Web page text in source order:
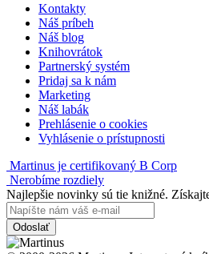
Kontakty
Náš príbeh
Náš blog
Knihovrátok
Partnerský systém
Pridaj sa k nám
Marketing
Náš labák
Prehlásenie o cookies
Vyhlásenie o prístupnosti
Martinus je certifikovaný B Corp
Nerobíme rozdiely
Najlepšie novinky sú tie knižné.
Odoslať